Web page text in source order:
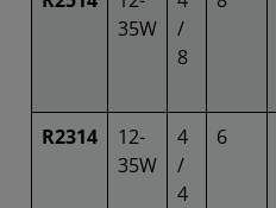
35W
/
8
R2314
12-
35W
4
/
4
6